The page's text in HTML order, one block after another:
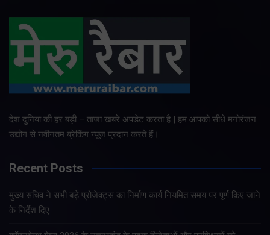
देश दुनिया की हर बड़ी – ताजा खबरे अपडेट करता है | हम आपको सीधे मनोरंजन
उद्योग से नवीनतम ब्रेकिंग न्यूज प्रदान करते हैं।
Recent Posts
मुख्य सचिव ने सभी बड़े प्रोजेक्ट्स का निर्माण कार्य नियमित समय पर पूर्ण किए जाने
के निर्देश दिए